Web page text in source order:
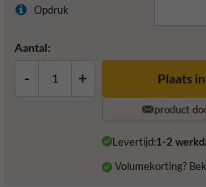
Opdruk
Aantal:
- + Plaats
product
Levertijd:1-2
Volumekorting?